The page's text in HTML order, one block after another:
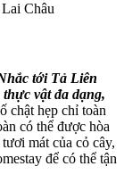
Châu
tới Tả Liên
vật đa dạng,
chật hẹp chỉ toàn
có thể được hòa
mát của cỏ cây,
để có thể tận